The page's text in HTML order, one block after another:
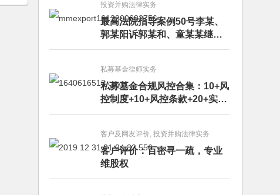
投资并购法律实务
最高法院指导案例50号李某、
郭某阳诉郭某和、童某某继承
纠纷案
私募基金律师实务
私募基金合规风控合集：10+风
控制度+10+风控条款+20+实务
文章+每月动态
客户及网友评价, 投资并购法律实务
客户评价：百密寻一疏，专业
维股权